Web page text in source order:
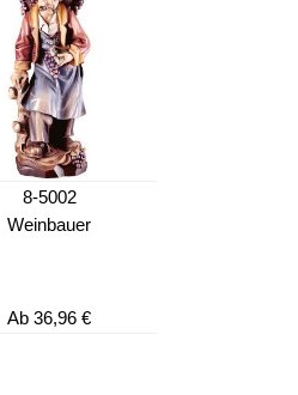
8-5002
Weinbauer
Ab 36,96 €